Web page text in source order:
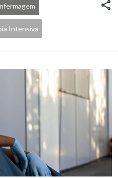
Intensiva